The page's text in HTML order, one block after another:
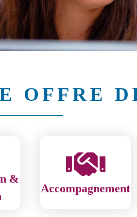
OFFRE
&
Accompagnement